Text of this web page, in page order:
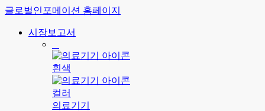
글로벌인포메이션 홈페이지
시장보고서
의료기기